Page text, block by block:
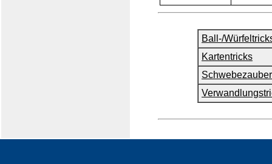
Ball-/
Kartentricks
Schwebezauber